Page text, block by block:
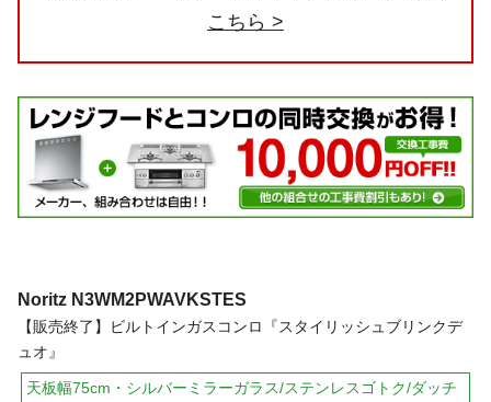
こちら
Noritz N3WM2PWAVKSTES
【販売終了】ビルトインガスコンロ『スタイリッシュブリンクデ
ュオ』
天板幅75cm・シルバーミラーガラス/ステンレスゴトク/ダッチ